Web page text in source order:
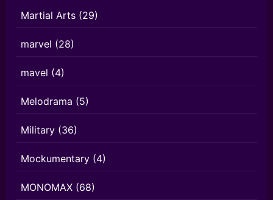
Martial Arts (29)
marvel (28)
mavel (4)
Melodrama (5)
Military (36)
Mockumentary (4)
MONOMAX (68)